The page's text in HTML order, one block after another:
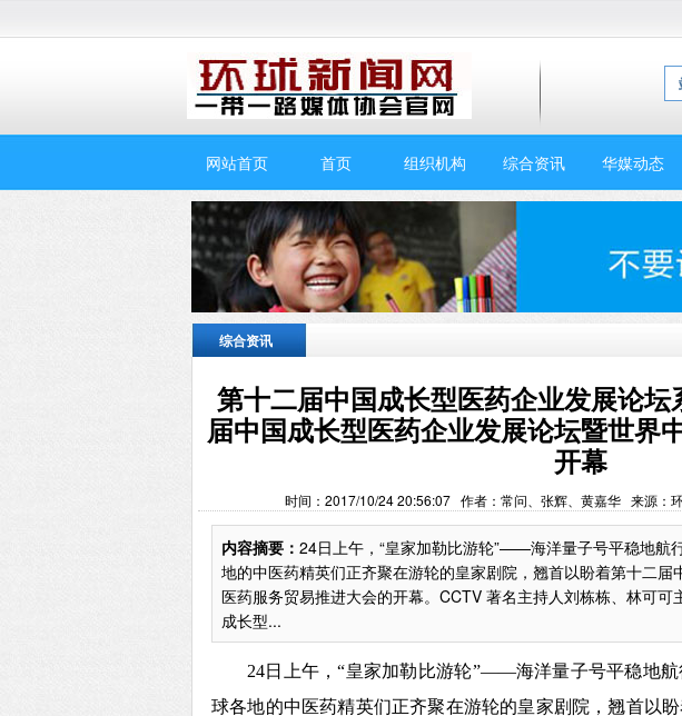
网站首页 首页 组织机构 综合资讯 华媒动态
综合资讯
第十二届中国成长型医药企业发展论
届中国成长型医药企业发展论坛暨世界
开幕
时间：2017/10/24 20:56:07 作者：常问、张辉、黄嘉华 来源：
内容摘要： 24日上午，“皇家加勒比游轮”——海洋量子号平稳地航
地的中医药精英们正齐聚在游轮的皇家剧院，翘首以盼着第十二
医药服务贸易推进大会的开幕。CCTV 著名主持人刘栋栋、林可
成长型...
24日上午，“皇家加勒比游轮”——海洋量子号平稳地
球各地的中医药精英们正齐聚在游轮的皇家剧院，翘首以